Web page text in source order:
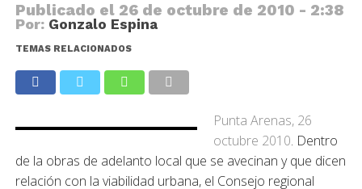
Publicado el 26 de octubre de 2010 - 2:38
Por: Gonzalo Espina
TEMAS RELACIONADOS
Punta Arenas, 26
octubre 2010. Dentro
de la obras de adelanto local que se avecinan y que dicen
relación con la viabilidad urbana, el Consejo regional